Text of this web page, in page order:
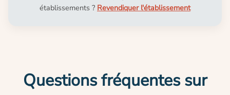
établissements ? Revendiquer l'établissement
Questions fréquentes sur